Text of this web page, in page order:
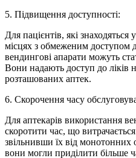
5. Підвищення доступності:
Для пацієнтів, які
місцях з обмеженим доступом
вендингові апарати можуть
Вони надають доступ до ліків
розташованих аптек.
6. Скорочення часу
Для аптекарів використання
скоротити час, що
звільнивши їх від монотонних
вони могли приділити більше